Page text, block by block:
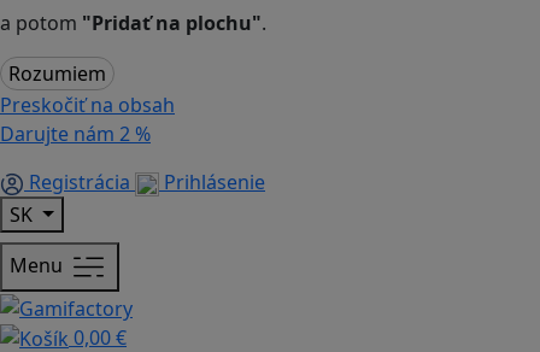
a potom "Pridať na plochu".
Rozumiem
Preskočiť na obsah
Darujte nám 2 %
Registrácia
Prihlásenie
SK
Menu
0,00 €